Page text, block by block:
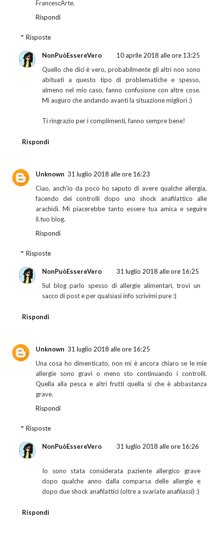
FrancescArte.
Rispondi
Risposte
NonPuòEssereVero
10 aprile 2018 alle ore 13:25
Quello che dici è vero, probabilmente gli altri non sono
abituati a questo tipo di problematiche e spesso,
almeno nel mio caso, fanno confusione con altre cose.
Mi auguro che andando avanti la situazione migliori :)
Ti ringrazio per i complimenti, fanno sempre bene!
Rispondi
Unknown 31 luglio 2018 alle ore 16:23
Ciao, anch'io da poco ho saputo di avere qualche allergia,
facendo dei controlli dopo uno shock anafilattico alle
arachidi. Mi piacerebbe tanto essere tua amica e seguire
il.tuo blog.
Rispondi
Risposte
NonPuòEssereVero
31 luglio 2018 alle ore 16:25
Sul blog parlo spesso di allergie alimentari, trovi un
sacco di post e per qualsiasi info scrivimi pure :)
Rispondi
Unknown 31 luglio 2018 alle ore 16:25
Una cosa ho dimenticato, non mi è ancora chiaro se le mie
allergie sono gravi o meno sto continuando i controlli.
Quella alla pesca e altri frutti quella si che è abbastanza
grave.
Rispondi
Risposte
NonPuòEssereVero 31 luglio 2018 alle ore 16:26
Io sono stata considerata paziente allergico grave
dopo qualche anno dalla comparsa delle allergie e
dopo due shock anafilattici (oltre a svariate anafilassi) :)
Rispondi